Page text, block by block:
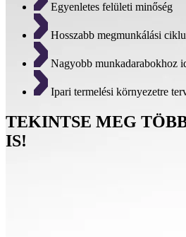
Egyenletes felületi minőség
Hosszabb megmunkálási
Nagyobb munkadarabokhoz
Ipari termelési környezetre
TEKINTSE MEG
IS!